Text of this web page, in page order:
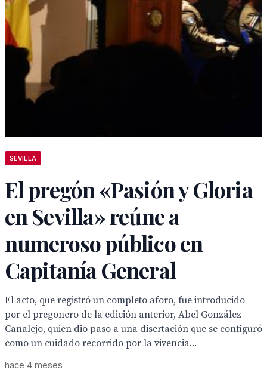
SEVILLA
El pregón «Pasión y Gloria
en Sevilla» reúne a
numeroso público en
Capitanía General
El acto, que registró un completo aforo, fue introducido
por el pregonero de la edición anterior, Abel González
Canalejo, quien dio paso a una disertación que se configuró
como un cuidado recorrido por la vivencia...
hace 4 meses